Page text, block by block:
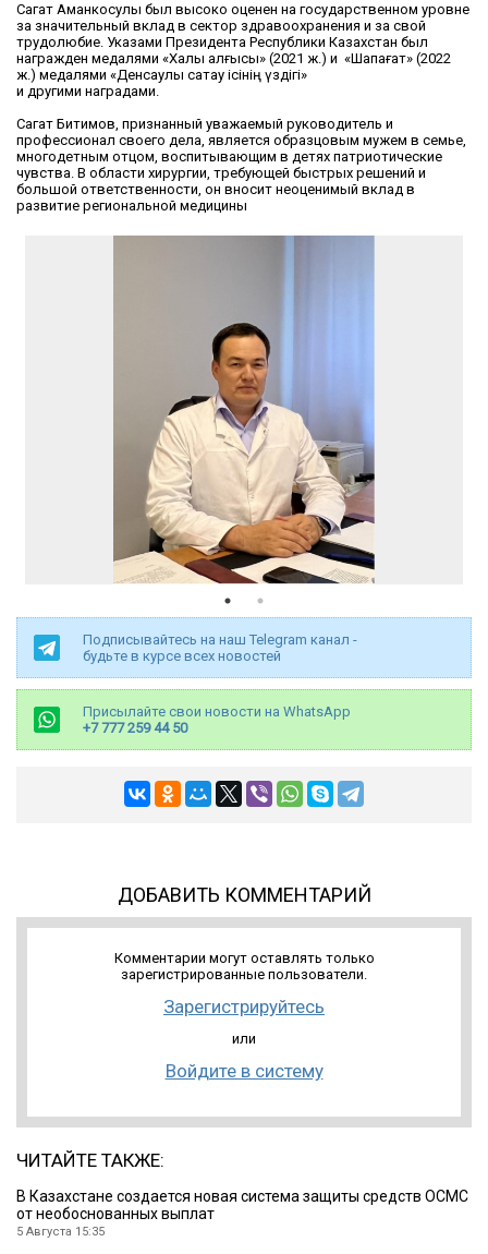
Сагат Аманкосулы был высоко оценен на государственном уровне
за значительный вклад в сектор здравоохранения и за свой
трудолюбие. Указами Президента Республики Казахстан был
награжден медалями «Халық алғысы» (2021 ж.) и «Шапағат» (2022
ж.) медалями «Денсаулық сақтау ісінің үздігі»
и другими наградами.
Сагат Битимов, признанный уважаемый руководитель и
профессионал своего дела, является образцовым мужем в семье,
многодетным отцом, воспитывающим в детях патриотические
чувства. В области хирургии, требующей быстрых решений и
большой ответственности, он вносит неоценимый вклад в
развитие региональной медицины
Подписывайтесь на наш Telegram канал -
будьте в курсе всех новостей
Присылайте свои новости на WhatsApp
+7 777 259 44 50
ДОБАВИТЬ КОММЕНТАРИЙ
Комментарии могут оставлять только
зарегистрированные пользователи.
Зарегистрируйтесь
или
Войдите в систему
ЧИТАЙТЕ ТАКЖЕ:
В Казахстане создается новая система защиты средств ОСМС
от необоснованных выплат
5 Августа 15:35